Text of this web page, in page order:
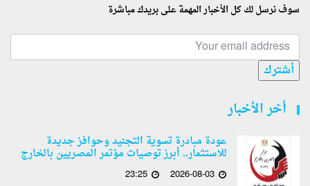
سوف نرسل لك كل الأخبار المهمة على بريدك مباشرة
أشترك
أخر الأخبار
عودة مبادرة تسوية التجنيد وحوافز جديدة
للاستثمار.. أبرز توصيات مؤتمر المصريين بالخارج
2026-08-03
23:25